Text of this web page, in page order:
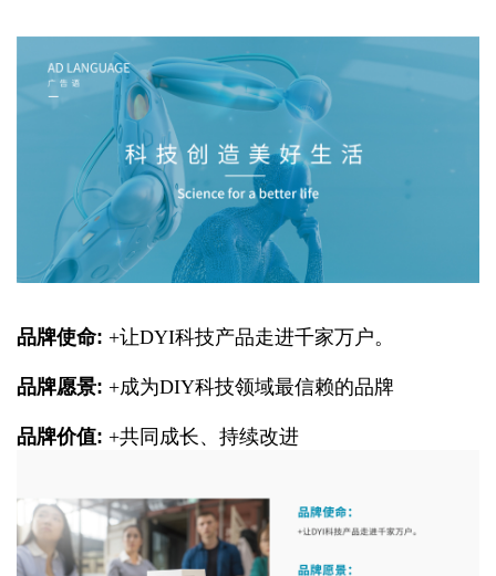
品牌使命: +让DYI科技产品走进千家万户。
品牌愿景: +成为DIY科技领域最信赖的品牌
品牌价值: +共同成长、持续改进